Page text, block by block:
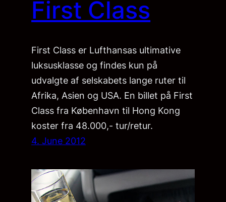
First Class
First Class er Lufthansas ultimative
luksusklasse og findes kun på
udvalgte af selskabets lange ruter til
Afrika, Asien og USA. En billet på First
Class fra København til Hong Kong
koster fra 48.000,- tur/retur.
4. June 2012